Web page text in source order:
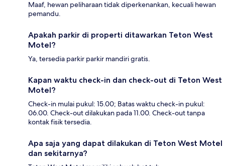
Maaf, hewan peliharaan tidak diperkenankan, kecuali hewan
pemandu.
Apakah parkir di properti ditawarkan Teton West
Motel?
Ya, tersedia parkir parkir mandiri gratis.
Kapan waktu check-in dan check-out di Teton West
Motel?
Check-in mulai pukul: 15.00; Batas waktu check-in pukul:
06.00. Check-out dilakukan pada 11.00. Check-out tanpa
kontak fisik tersedia.
Apa saja yang dapat dilakukan di Teton West Motel
dan sekitarnya?